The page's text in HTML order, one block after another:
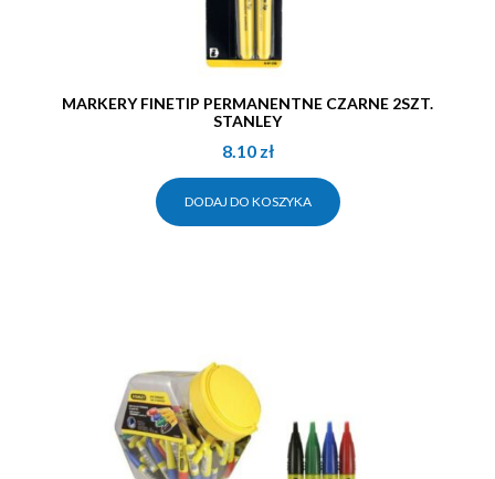
MARKERY FINETIP PERMANENTNE CZARNE 2SZT.
STANLEY
8.10 zł
DODAJ DO KOSZYKA